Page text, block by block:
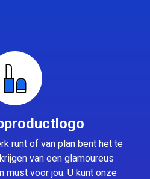
runt of van plan bent het te
van een glamoureus
must voor jou. U kunt onze